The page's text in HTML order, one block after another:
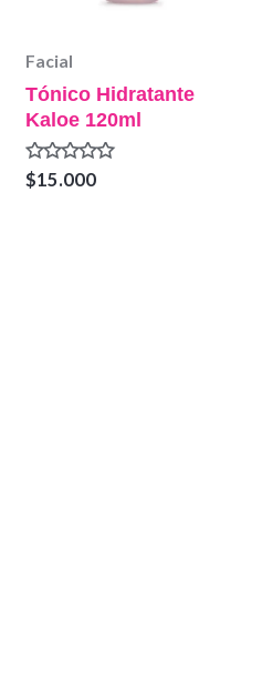
Facial
Tónico Hidratante
Kaloe 120ml
Valorado
en
$15.000